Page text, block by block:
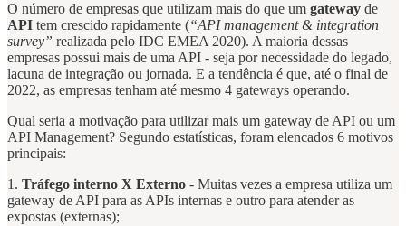
O número de empresas que utilizam mais do que um gateway de
API tem crescido rapidamente (“API management & integration
survey” realizada pelo IDC EMEA 2020). A maioria dessas
empresas possui mais de uma API - seja por necessidade do legado,
lacuna de integração ou jornada. E a tendência é que, até o final de
2022, as empresas tenham até mesmo 4 gateways operando.
Qual seria a motivação para utilizar mais um gateway de API ou um
API Management? Segundo estatísticas, foram elencados 6 motivos
principais:
1. Tráfego interno X Externo - Muitas vezes a empresa utiliza um
gateway de API para as APIs internas e outro para atender as
expostas (externas);